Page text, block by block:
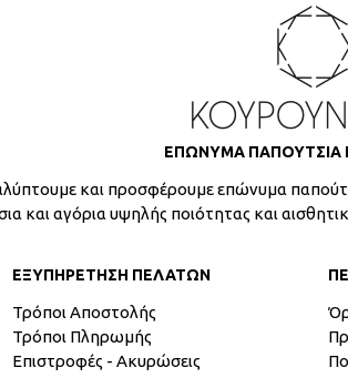
ΕΠΩΝΥΜΑ ΠΑΠΟΥΤΣΙΑ
και προσφέρουμε επώνυμα
και αγόρια υψηλής ποιότητας και
ΕΞΥΠΗΡΕΤΗΣΗ ΠΕΛΑΤΩΝ
Τρόποι Αποστολής
Τρόποι Πληρωμής
Επιστροφές - Ακυρώσεις